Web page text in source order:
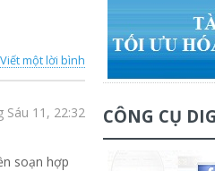
Viết một lời bình
Sáu 11, 22:32
soạn hợp
CÔNG CỤ